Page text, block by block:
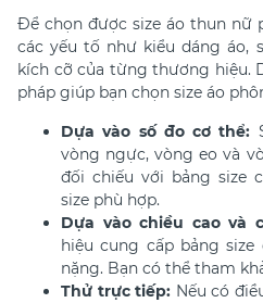
Để chọn được size áo thun nữ
các yếu tố như kiểu dáng áo,
kích cỡ của từng thương hiệu.
pháp giúp bạn chọn size áo
Dựa vào số đo cơ thể:
vòng ngực, vòng eo và
đối chiếu với bảng size
size phù hợp.​
Dựa vào chiều cao và
hiệu cung cấp bảng
nặng. Bạn có thể tham
Thử trực tiếp: Nếu có